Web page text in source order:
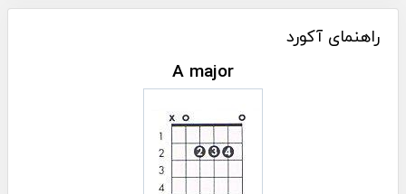
راهنمای آکورد
A major